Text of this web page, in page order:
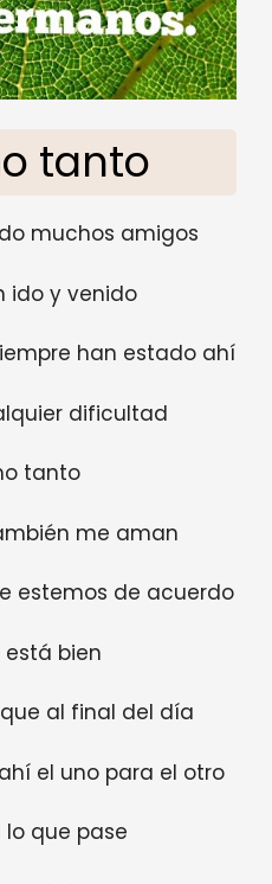
tanto
muchos amigos
ido y venido
han estado ahí
dificultad
tanto
me aman
estemos de acuerdo
está bien
al final del día
el uno para el otro
que pase